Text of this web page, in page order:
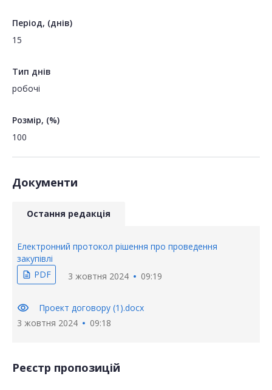
Період, (днів)
15
Тип днів
робочі
Розмір, (%)
100
Документи
Остання редакція
Електронний протокол рішення про проведення
закупівлі
description PDF 3 жовтня 2024 09:19
visibility
Проект договору (1).docx
3 жовтня 2024
09:18
Реєстр пропозицій